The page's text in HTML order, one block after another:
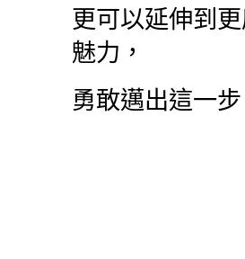
更可以延伸到
魅力，
勇敢邁出這一